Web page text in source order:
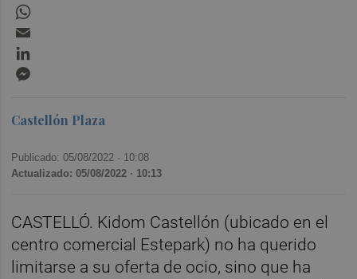
Castellón Plaza
Publicado: 05/08/2022 · 10:08
Actualizado: 05/08/2022 · 10:13
CASTELLÓ. Kidom Castellón (ubicado en el
centro comercial Estepark) no ha querido
limitarse a su oferta de ocio, sino que ha